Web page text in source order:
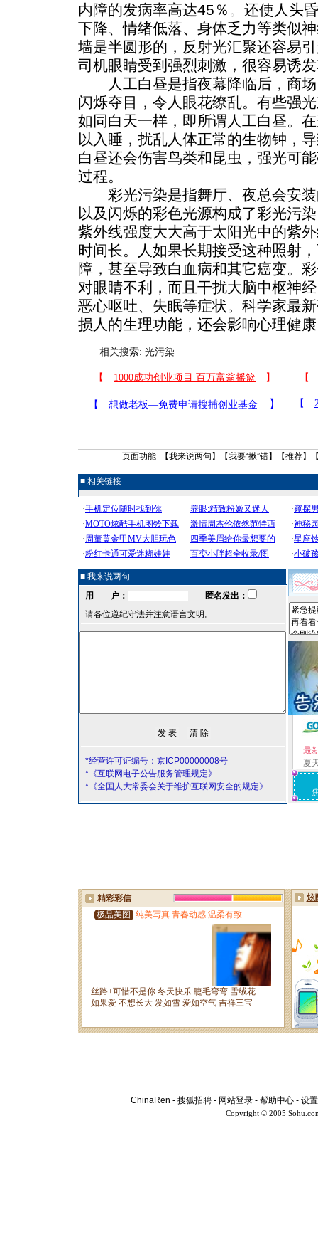
内障的发病率高达45％。还使人头
下降、情绪低落、身体乏力等类似
墙是半圆形的，反射光汇聚还容易
司机眼睛受到强烈刺激，很容易诱
人工白昼是指夜幕降临后，商场
闪烁夺目，令人眼花缭乱。有些强
如同白天一样，即所谓人工白昼。
以入睡，扰乱人体正常的生物钟，
白昼还会伤害鸟类和昆虫，强光可
过程。
彩光污染是指舞厅、夜总会安装
以及闪烁的彩色光源构成了彩光污
紫外线强度大大高于太阳光中的紫
时间长。人如果长期接受这种照射
障，甚至导致白血病和其它癌变。
对眼睛不利，而且干扰大脑中枢神
恶心呕吐、失眠等症状。科学家最
损人的生理功能，还会影响心理健
相关搜索: 光污染
页面功能 【我来说两句 】【我要“揪”错】【推荐】
■ 相关链接
■ 我来说两句
用 户：
匿名发出：
请各位遵纪守法并注意语言文明。
*经营许可证编号：京ICP00000008号
*《互联网电子公告服务管理规定》
*《全国人大常委会关于维护互联网安全的规定》
最
夏
ChinaRen - 搜狐招聘 - 网站登录 - 帮助中心 - 设
Copyright © 2005